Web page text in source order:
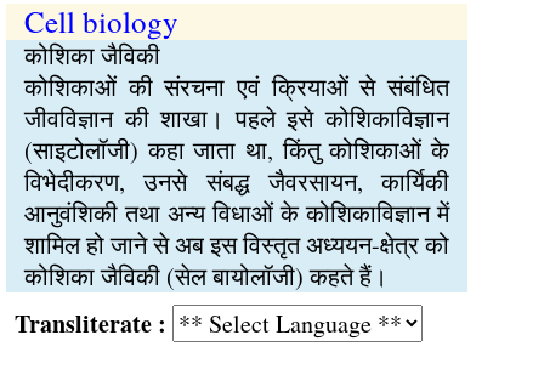
Cell biology
कोशिका जैविकी
कोशिकाओं की संरचना एवं क्रियाओं से संबंधित
जीवविज्ञान की शाखा। पहले इसे कोशिकाविज्ञान
(साइटोलॉजी) कहा जाता था, किंतु कोशिकाओं के
विभेदीकरण, उनसे संबद्ध जैवरसायन, कार्यिकी
आनुवंशिकी तथा अन्य विधाओं के कोशिकाविज्ञान में
शामिल हो जाने से अब इस विस्तृत अध्ययन-क्षेत्र को
कोशिका जैविकी (सेल बायोलॉजी) कहते हैं।
: